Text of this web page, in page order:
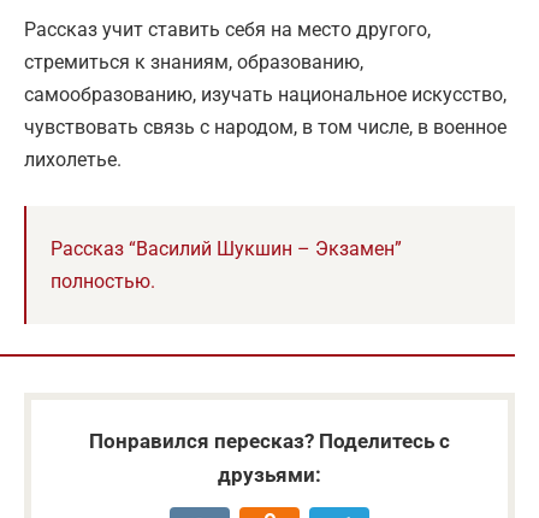
Рассказ учит ставить себя на место другого,
стремиться к знаниям, образованию,
самообразованию, изучать национальное искусство,
чувствовать связь с народом, в том числе, в военное
лихолетье.
Рассказ “Василий Шукшин – Экзамен”
полностью.
Понравился пересказ? Поделитесь с
друзьями: